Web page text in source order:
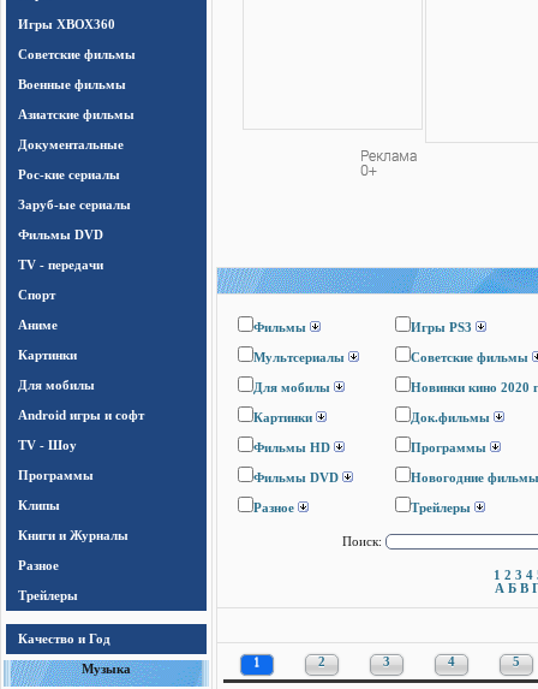
Игры ХВОХ360
Cоветские фильмы
Военные фильмы
Азиатские фильмы
Документальные
Рос-кие сериалы
Заруб-ые сериалы
Фильмы DVD
TV - передачи
Спорт
Аниме
Картинки
Для мобилы
Android игры и софт
TV - Шоу
Программы
Клипы
Книги и Журналы
Разное
Трейлеры
Качество и Год
Музыка
Фильмы Игры PS3
Мультсериалы Cоветские фильмы
Для мобилы Новинки кино 2020
Картинки Док.фильмы
Фильмы HD Программы
Фильмы DVD Новогодние фильмы
Разное Трейлеры
Поиск:
1 2 3 4
А Б В
1 2 3 4 5